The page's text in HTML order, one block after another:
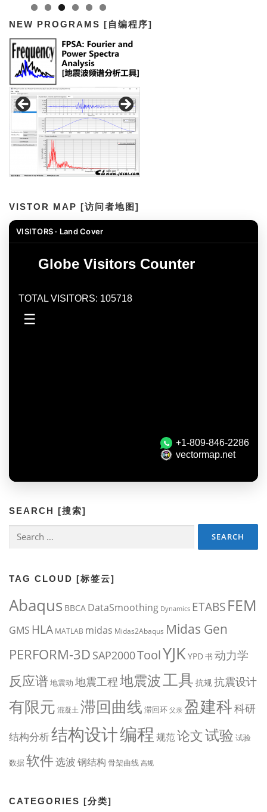
NEW PROGRAMS [自编程序]
VISTOR MAP [访问者地图]
VISITORS · Land Cover
SEARCH [搜索]
for:
TAG CLOUD [标签云]
Abaqus BBCA DataSmoothing Dynamics ETABSFEM
GMS HLA MATLAB midas Midas2Abaqus Midas Gen
PERFORM-3D SAP2000ToolYJKYPD书 动力学
反应谱 地震动 地震工程地震波工具 抗规抗震设计
有限元 混凝土 滞回曲线 滞回环 父亲 盈建科科研
结构分析结构设计编程 规范论文试验 试验
数据软件选波钢结构 骨架曲线 高规
CATEGORIES [分类]